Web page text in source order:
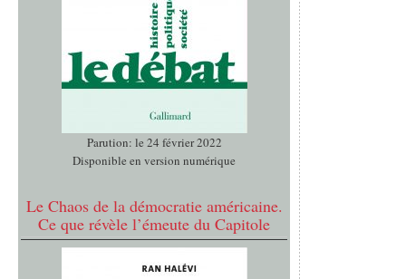
Parution: le 24 février 2022
Disponible en version numérique
Le Chaos de la démocratie américaine.
Ce que révèle l’émeute du Capitole